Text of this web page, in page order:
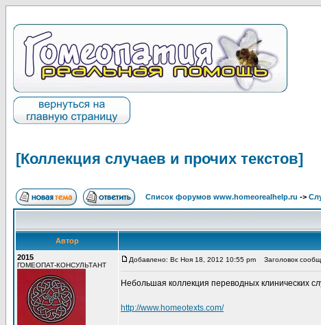
[Коллекция случаев и прочих текстов]
Список форумов www.homeorealhelp.ru ->
Автор
2015
ГОМЕОПАТ-КОНСУЛЬТАНТ
Добавлено: Вс Ноя 18, 2012 10:55 pm Заголовок
Небольшая коллекция переводных клинических
http://www.homeotexts.com/